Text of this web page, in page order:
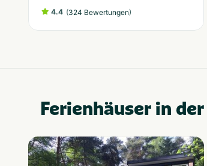
4.4 (324 Bewertungen)
Ferienhäuser in